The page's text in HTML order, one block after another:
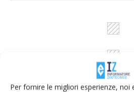
Per fornire le migliori esperienze, noi